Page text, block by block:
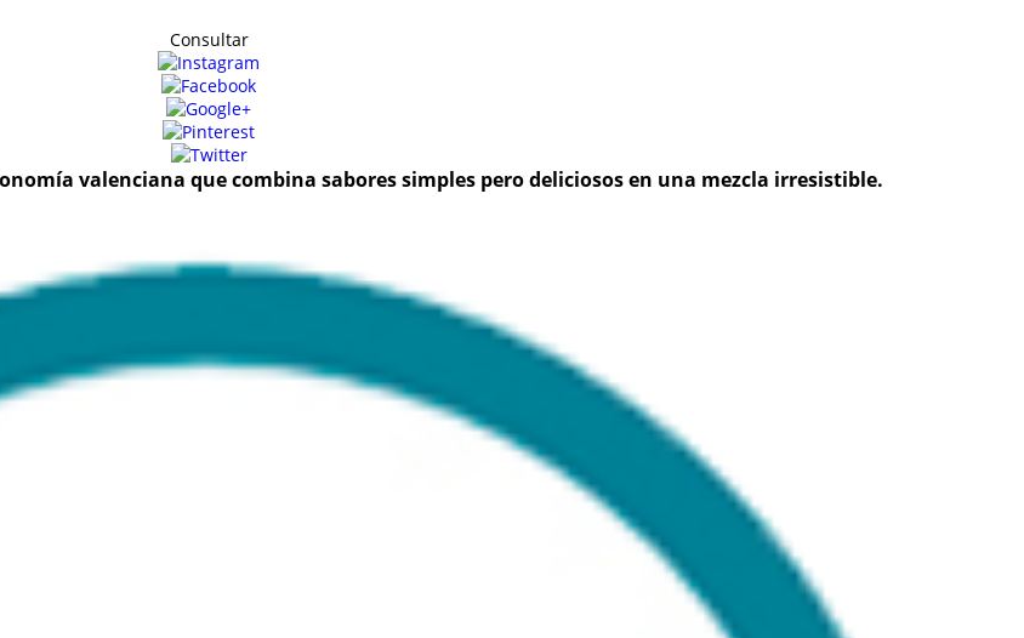
Consultar
valenciana que combina sabores simples pero deliciosos en una mezcla irresistible.